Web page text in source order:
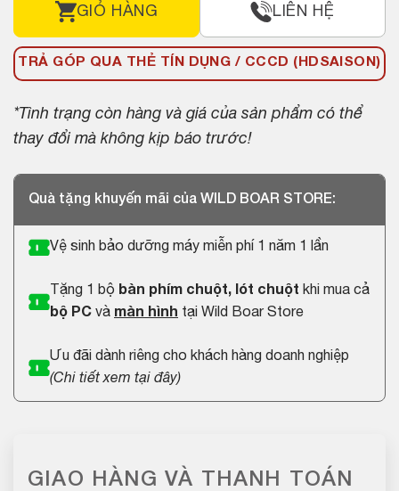
GIỎ HÀNG LIÊN HỆ
TRẢ GÓP QUA THẺ TÍN DỤNG / CCCD (HDSAISON)
*Tình trạng còn hàng và giá của sản phẩm có thể
thay đổi mà không kịp báo trước!
Quà tặng khuyến mãi của WILD BOAR STORE:
Vệ sinh bảo dưỡng máy miễn phí 1 năm 1 lần
Tặng 1 bộ bàn phím chuột, lót chuột khi mua cả
bộ PC và màn hình tại Wild Boar Store
Ưu đãi dành riêng cho khách hàng doanh nghiệp
(Chi tiết xem tại đây)
GIAO HÀNG VÀ THANH TOÁN